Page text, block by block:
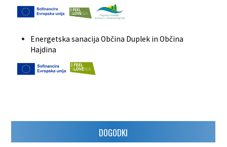
Energetska sanacija Občina Duplek in Občina
Hajdina
DOGODKI